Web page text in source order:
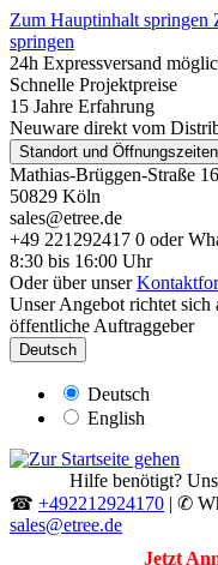
Zum Hauptinhalt springen
springen
24h Expressversand
Schnelle Projektpreise
15 Jahre Erfahrung
Neuware direkt vom
Standort und Öffnungszeiten
Mathias-Brüggen-Straße
50829 Köln
sales@etree.de
+49 221292417 0 oder
8:30 bis 16:00 Uhr
Oder über unser
Unser Angebot richtet sich
öffentliche Auftraggeber
Deutsch
Deutsch
English
Hilfe benötigt?
☎ +492212924170 | ✆
sales@etree.de
Jetzt